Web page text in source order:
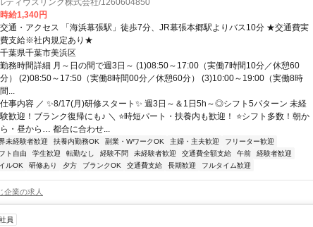
ティウスリンク株式会社/1260604850
時給1,340円
交通・アクセス 「海浜幕張駅」徒歩7分、JR幕張本郷駅よりバス10分 ★交通費実
費支給※社内規定あり★
千葉県千葉市美浜区
勤務時間詳細 月～日の間で週3日～ (1)08:50～17:00（実働7時間10分／休憩60
分） (2)08:50～17:50（実働8時間00分／休憩60分） (3)10:00～19:00（実働8時
間...
仕事内容 ／ ✨8/17(月)研修スタート✨ 週3日～＆1日5h～◎シフト5パターン 未経
験歓迎！ブランク復帰にも♪ ＼ ⭐時短パート・扶養内も歓迎！ ⭐シフト多数！朝か
ら・昼から… 都合に合わせ...
未経験者歓迎 扶養内勤務OK 副業・WワークOK 主婦・主夫歓迎
フリーター歓迎
ト自由
学生歓迎 転勤なし 経験不問 未経験者歓迎 交通費全額支給 午前
経験者歓迎
ルOK
研修あり 夕方 ブランクOK 交通費支給 長期歓迎 フルタイム歓迎
企業の求人
員